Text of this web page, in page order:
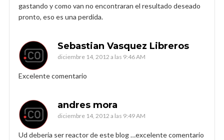
gastando y como van no encontraran el resultado deseado
pronto, eso es una perdida.
Sebastian Vasquez Libreros
diciembre 14, 2012 a las 9:46 AM
Excelente comentario
andres mora
diciembre 14, 2012 a las 9:49 AM
Ud deberia ser reactor de este blog …excelente comentario